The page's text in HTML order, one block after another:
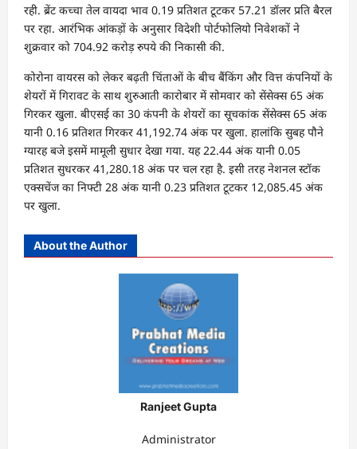
रही. ब्रेंट कच्चा तेल वायदा भाव 0.19 प्रतिशत टूटकर 57.21 डॉलर प्रति बैरल
पर रहा. आरंभिक आंकड़ों के अनुसार विदेशी पोर्टफोलियो निवेशकों ने
शुक्रवार को 704.92 करोड़ रुपये की निकासी की.
कोरोना वायरस को लेकर बढ़ती चिंताओं के बीच बैंकिंग और वित्त कंपनियों के
शेयरों में गिरावट के साथ शुरुआती कारोबार में सोमवार को सेंसेक्स 65 अंक
गिरकर खुला. बीएसई का 30 कंपनी के शेयरों का सूचकांक सेंसेक्स 65 अंक
यानी 0.16 प्रतिशत गिरकर 41,192.74 अंक पर खुला. हालांकि सुबह पौने
ग्यारह बजे इसमें मामूली सुधार देखा गया. यह 22.44 अंक यानी 0.05
प्रतिशत सुधरकर 41,280.18 अंक पर चल रहा है. इसी तरह नेशनल स्टॉक
एक्सचेंज का निफ्टी 28 अंक यानी 0.23 प्रतिशत टूटकर 12,085.45 अंक
पर खुला.
About the Author
Ranjeet Gupta
Administrator